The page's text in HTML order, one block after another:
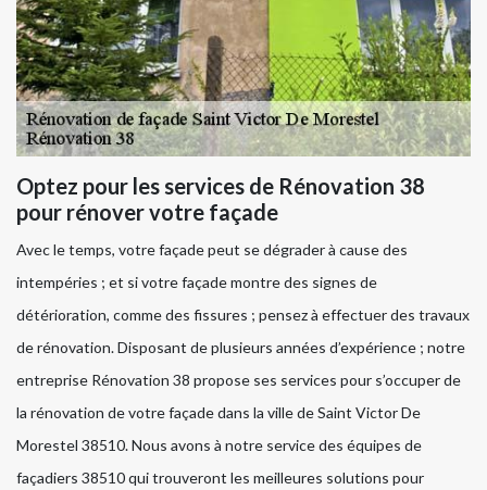
Optez pour les services de Rénovation 38
pour rénover votre façade
Avec le temps, votre façade peut se dégrader à cause des
intempéries ; et si votre façade montre des signes de
détérioration, comme des fissures ; pensez à effectuer des travaux
de rénovation. Disposant de plusieurs années d’expérience ; notre
entreprise Rénovation 38 propose ses services pour s’occuper de
la rénovation de votre façade dans la ville de Saint Victor De
Morestel 38510. Nous avons à notre service des équipes de
façadiers 38510 qui trouveront les meilleures solutions pour